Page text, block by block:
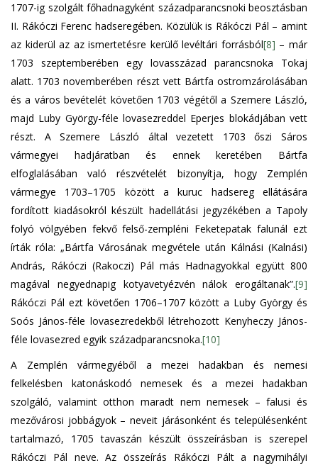
1707-ig szolgált főhadnagyként századparancsnoki beosztásban
II. Rákóczi Ferenc hadseregében. Közülük is Rákóczi Pál – amint
az kiderül az az ismertetésre kerülő levéltári forrásból[8] – már
1703 szeptemberében egy lovasszázad parancsnoka Tokaj
alatt. 1703 novemberében részt vett Bártfa ostromzárolásában
és a város bevételét követően 1703 végétől a Szemere László,
majd Luby György-féle lovasezreddel Eperjes blokádjában vett
részt. A Szemere László által vezetett 1703 őszi Sáros
vármegyei hadjáratban és ennek keretében Bártfa
elfoglalásában való részvételét bizonyítja, hogy Zemplén
vármegye 1703–1705 között a kuruc hadsereg ellátására
fordított kiadásokról készült hadellátási jegyzékében a Tapoly
folyó völgyében fekvő felső-zempléni Feketepatak falunál ezt
írták róla: „Bártfa Városának megvétele után Kálnási (Kalnási)
András, Rákóczi (Rakoczi) Pál más Hadnagyokkal együtt 800
magával negyednapig kotyavetyézvén nálok erogáltanak”.[9]
Rákóczi Pál ezt követően 1706–1707 között a Luby György és
Soós János-féle lovasezredekből létrehozott Kenyheczy János-
féle lovasezred egyik századparancsnoka.[10]
A Zemplén vármegyéből a mezei hadakban és nemesi
felkelésben katonáskodó nemesek és a mezei hadakban
szolgáló, valamint otthon maradt nem nemesek – falusi és
mezővárosi jobbágyok – neveit járásonként és településenként
tartalmazó, 1705 tavaszán készült összeírásban is szerepel
Rákóczi Pál neve. Az összeírás Rákóczi Pált a nagymihályi